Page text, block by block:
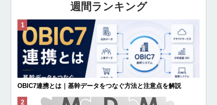
週間ランキング
OBIC7連携とは｜基幹データをつなぐ方法と注意点を解説